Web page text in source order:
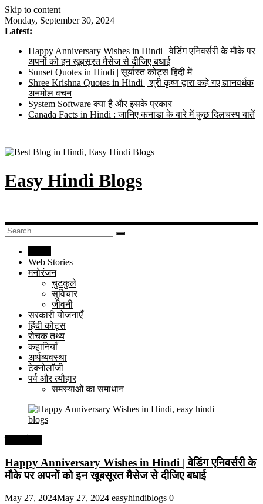
Skip to content
Monday, September 30, 2024
Latest:
Happy Anniversary Wishes in Hindi | वेडिंग एनिवर्सरी के मौके पर
अपनों को इन खूबसूरत मैसेज से दीजिए बधाई
Sunset Quotes in Hindi | सूर्यास्त कोट्स हिंदी में
Shree Krishna Quotes in Hindi | श्री कृष्ण द्वारा कहे गए ज्ञानवर्धक
अनमोल वचन
System Software क्या है और इसके प्रकार
Canada Facts in Hindi : जानिए कनाडा के बारे में कुछ दिलचस्प बातें
Easy Hindi Blogs
Web Stories
मनोरंजन
चुटकुले
सुविचार
जीवनी
सरकारी योजनाएँ
हिंदी कोट्स
रोचक तथ्य
कहानियाँ
अर्थव्यवस्था
टेक्नोलॉजी
पर्व और त्यौहार
समस्याओं का समाधान
Happy Anniversary Wishes in Hindi | वेडिंग एनिवर्सरी के
मौके पर अपनों को इन खूबसूरत मैसेज से दीजिए बधाई
May 27, 2024May 27, 2024 easyhindiblogs 0